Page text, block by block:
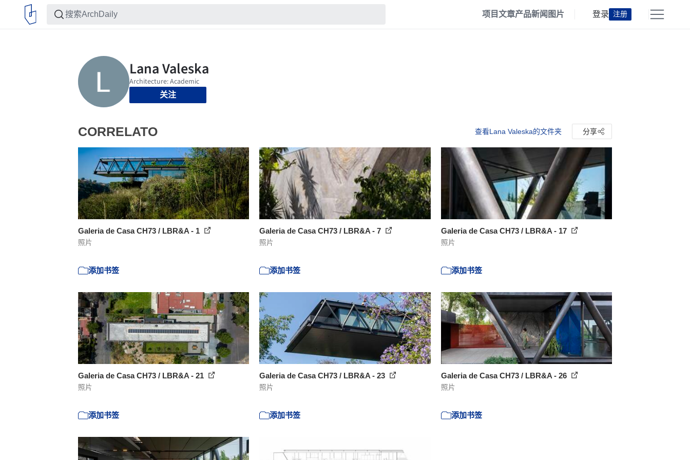
项目文章产品新闻 图片 登录 注册
关注
CORRELATO 查看Lana Valeska的文件夹 分享
Galeria de Casa CH73 / LBR&A - 1
照片
添加书签
Galeria de Casa CH73 / LBR&A - 7
照片
添加书签
Galeria de Casa CH73 / LBR&A - 17
照片
添加书签
Galeria de Casa CH73 / LBR&A - 21
照片
添加书签
Galeria de Casa CH73 / LBR&A - 23
照片
添加书签
Galeria de Casa CH73 / LBR&A - 26
照片
添加书签